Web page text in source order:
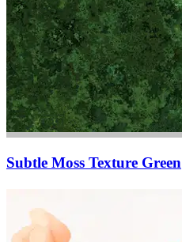
Subtle Moss Texture Green